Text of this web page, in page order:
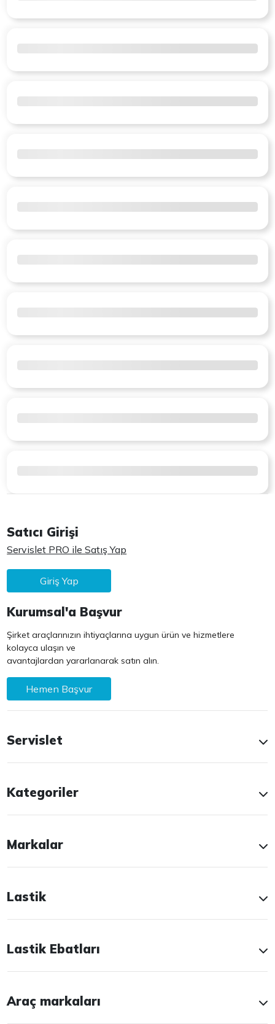
Satıcı Girişi
Servislet PRO ile Satış Yap
Giriş Yap
Kurumsal'a Başvur
Şirket araçlarınızın ihtiyaçlarına uygun ürün ve hizmetlere
kolayca ulaşın ve
avantajlardan yararlanarak satın alın.
Hemen Başvur
Servislet
Kategoriler
Markalar
Lastik
Lastik Ebatları
Araç markaları